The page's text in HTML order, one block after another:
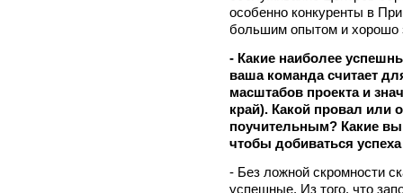
особенно конкуренты в
большим опытом и хорошо
- Какие наиболее
ваша команда считает
масштабов проекта и
край). Какой провал или
поучительным? Какие
чтобы добиваться
- Без ложной скромности
успешные. Из того, что